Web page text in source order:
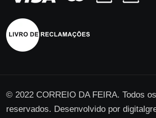
© 2022 CORREIO DA FEIRA. Todos
reservados. Desenvolvido por